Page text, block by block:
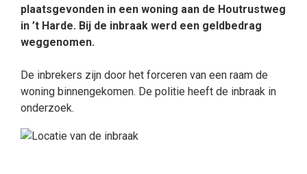
plaatsgevonden in een woning aan de Houtrustweg
in ’t Harde. Bij de inbraak werd een geldbedrag
weggenomen.
De inbrekers zijn door het forceren van een raam de
woning binnengekomen. De politie heeft de inbraak in
onderzoek.